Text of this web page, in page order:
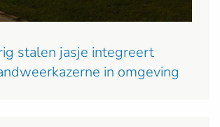
stalen jasje integreert
in omgeving